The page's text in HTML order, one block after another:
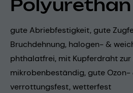
Polyurethan
gute Abriebfestigkeit, gute
Bruchdehnung, halogen- &
phthalatfrei, mit Kupferdraht
mikrobenbeständig, gute
verrottungsfest, wetterfest